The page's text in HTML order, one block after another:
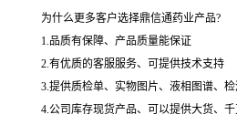
为什么更多客户选择鼎信通药业产品?
1.品质有保障、产品质量能保证
2.有优质的客服服务、可提供技术支持
3.提供质检单、实物图片、液相图谱、
4.公司库存现货产品、可以提供大货、